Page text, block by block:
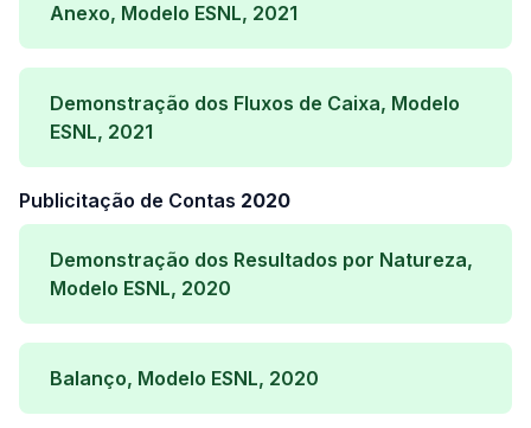
Anexo, Modelo ESNL, 2021
Demonstração dos Fluxos de Caixa, Modelo
ESNL, 2021
Publicitação de Contas 2020
Demonstração dos Resultados por Natureza,
Modelo ESNL, 2020
Balanço, Modelo ESNL, 2020